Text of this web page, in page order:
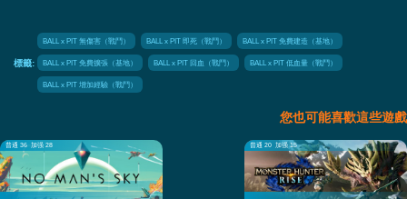
標籤:
BALL x PIT 無傷害（戰鬥） BALL x PIT 即死（戰鬥） BALL x PIT 免費建造（基地）
BALL x PIT 免費擴張（基地） BALL x PIT 回血（戰鬥） BALL x PIT 低血量（戰鬥）
BALL x PIT 增加經驗（戰鬥）
您也可能喜歡這些遊戲
普通 36 加强 28 普通 20 加强 15